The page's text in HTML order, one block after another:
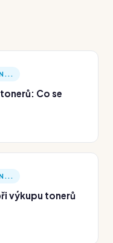
Co se
výkupu tonerů